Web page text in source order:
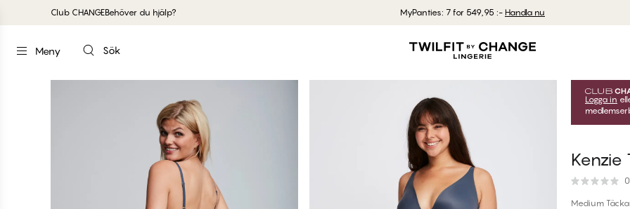
Club CHANGEBehöver du hjälp? MyPanties: 7 for 549,95 :- Handla nu
Meny Sök
Logga in
Kenzie
Medium